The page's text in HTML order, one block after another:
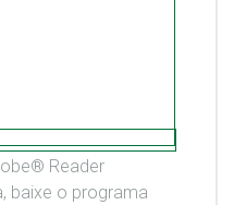
Reader
baixe o programa